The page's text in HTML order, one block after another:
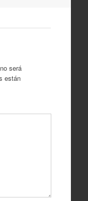
será
están